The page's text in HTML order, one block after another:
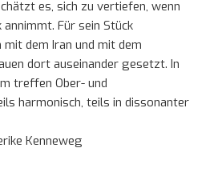
es, sich zu vertiefen, wenn
Für sein Stück
dem Iran und mit dem
dort auseinander gesetzt. In
treffen Ober- und
harmonisch, teils in dissonanter
Kenneweg